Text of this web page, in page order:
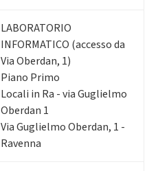
LABORATORIO
INFORMATICO (accesso da
Via Oberdan, 1)
Piano Primo
Locali in Ra - via Guglielmo
Oberdan 1
Via Guglielmo Oberdan, 1 -
Ravenna